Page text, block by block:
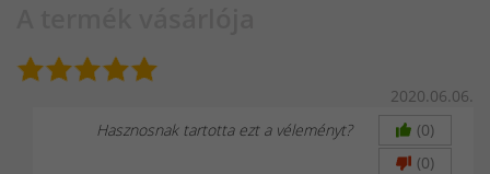
2020.06.06.
Hasznosnak tartotta ezt a véleményt?
(0)
(0)